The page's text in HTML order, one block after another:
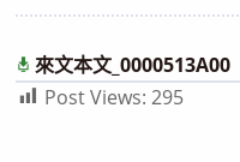
來文本文_0000513A00
Post Views: 295